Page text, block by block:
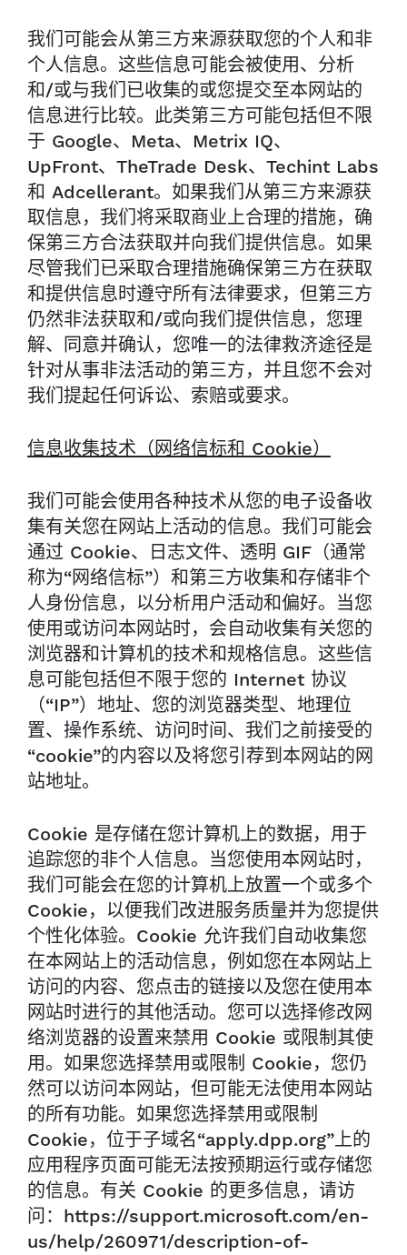
我们可能会从第三方来源获取您的个人和非
个人信息。这些信息可能会被使用、分析
和/或与我们已收集的或您提交至本网站的
信息进行比较。此类第三方可能包括但不限
于 Google、Meta、Metrix IQ、
UpFront、TheTrade Desk、Techint Labs
和 Adcellerant。如果我们从第三方来源获
取信息，我们将采取商业上合理的措施，确
保第三方合法获取并向我们提供信息。如果
尽管我们已采取合理措施确保第三方在获取
和提供信息时遵守所有法律要求，但第三方
仍然非法获取和/或向我们提供信息，您理
解、同意并确认，您唯一的法律救济途径是
针对从事非法活动的第三方，并且您不会对
我们提起任何诉讼、索赔或要求。
信息收集技术（网络信标和 Cookie）
我们可能会使用各种技术从您的电子设备收
集有关您在网站上活动的信息。我们可能会
通过 Cookie、日志文件、透明 GIF（通常
称为“网络信标”）和第三方收集和存储非个
人身份信息，以分析用户活动和偏好。当您
使用或访问本网站时，会自动收集有关您的
浏览器和计算机的技术和规格信息。这些信
息可能包括但不限于您的 Internet 协议
（“IP”）地址、您的浏览器类型、地理位
置、操作系统、访问时间、我们之前接受的
“cookie”的内容以及将您引荐到本网站的网
站地址。
Cookie 是存储在您计算机上的数据，用于
追踪您的非个人信息。当您使用本网站时，
我们可能会在您的计算机上放置一个或多个
Cookie，以便我们改进服务质量并为您提供
个性化体验。Cookie 允许我们自动收集您
在本网站上的活动信息，例如您在本网站上
访问的内容、您点击的链接以及您在使用本
网站时进行的其他活动。您可以选择修改网
络浏览器的设置来禁用 Cookie 或限制其使
用。如果您选择禁用或限制 Cookie，您仍
然可以访问本网站，但可能无法使用本网站
的所有功能。如果您选择禁用或限制
Cookie，位于子域名“apply.dpp.org”上的
应用程序页面可能无法按预期运行或存储您
的信息。有关 Cookie 的更多信息，请访
问：https://support.microsoft.com/en-
us/help/260971/description-of-